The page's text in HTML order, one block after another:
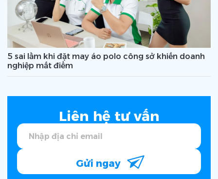
5 sai lầm khi đặt may áo polo công sở khiến doanh
nghiệp mất điểm
Liên hệ tư vấn
Gửi ngay